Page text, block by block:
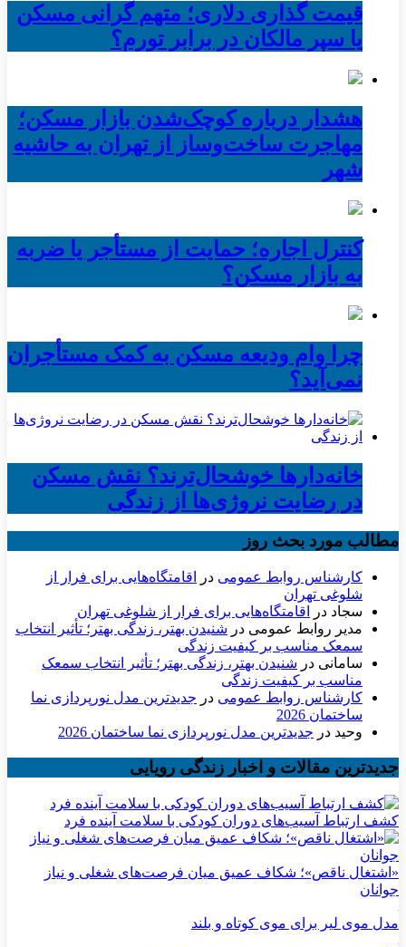
قیمت گذاری دلاری؛ متهم گرانی مسکن
یا سپر مالکان در برابر تورم؟
هشدار درباره کوچک‌شدن بازار مسکن؛
مهاجرت ساخت‌وساز از تهران به حاشیه‌
شهر
کنترل اجاره؛ حمایت از مستأجر یا ضربه
به بازار مسکن؟
چرا وام ودیعه مسکن به کمک مستأجران
نمی‌آید؟
خانه‌دارها خوشحال‌ترند؟ نقش مسکن
در رضایت نروژی‌ها از زندگی
مطالب مورد بحث روز
کارشناس روابط عمومی در
اقامتگاه‌هایی برای فرار از
شلوغی تهران
سجاد در
اقامتگاه‌هایی برای فرار از شلوغی تهران
مدیر روابط عمومی در شنیدن بهتر، زندگی بهتر؛ تأثیر انتخاب
سمعک مناسب بر کیفیت زندگی
سامانی در شنیدن بهتر، زندگی بهتر؛ تأثیر انتخاب سمعک
مناسب بر کیفیت زندگی
کارشناس روابط عمومی در جدیدترین مدل نورپردازی نما
ساختمان 2026
وحید در جدیدترین مدل نورپردازی نما ساختمان 2026
جدیدترین مقالات و اخبار زندگی رویایی
کشف ارتباط آسیب‌های دوران کودکی با سلامت آینده فرد
«اشتغال ناقص»؛ شکاف عمیق میان فرصت‌های شغلی و نیاز
جوانان
مدل موی لیر برای موی کوتاه و بلند